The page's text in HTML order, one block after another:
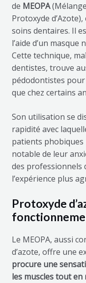
de MEOPA
Protoxyde
soins dentaires. Il
l’aide d’un
Cette technique,
dentistes, trouve
pédodontistes
que chez certains
Son utilisation se
rapidité avec
patients
notable de leur
des professionnels
l’expérience plus
Protoxyde
Le MEOPA, aussi
d’azote, offre une
procure une
les muscles tout